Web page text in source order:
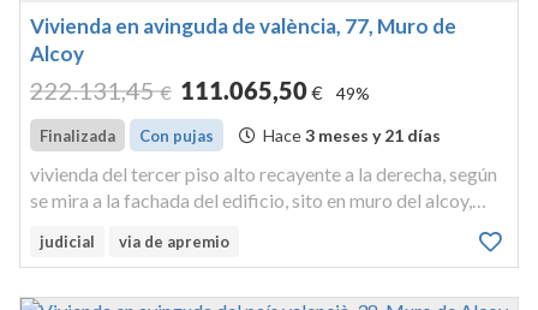
Vivienda en avinguda de valència, 77, Muro de
Alcoy
222.131,45 € 111.065,50€ 49%
Finalizada Con pujas Hace3 meses y 21 días
vivienda del tercer piso alto recayente a la derecha, según
se mira a la fachada del edificio, sito en muro del alcoy,
avenida de valencia, número sesenta y uno, hoy señalada
con el número setenta y cinco, que ocupa una superficie de
judicial via de apremio